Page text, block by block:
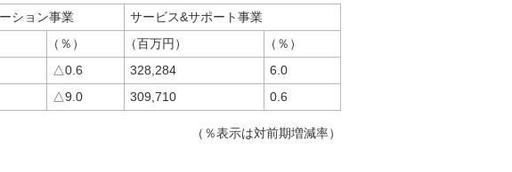
ション事業
サービス&サポート事業
（％） （百万円）
（％）
△0.6 328,284
6.0
△9.0 309,710 0.6
（％表示は対前期増減率）